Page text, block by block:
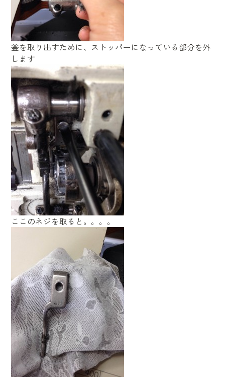
釜を取り出すために、ストッパーになっている部分を外
します
ここのネジを取ると。。。。